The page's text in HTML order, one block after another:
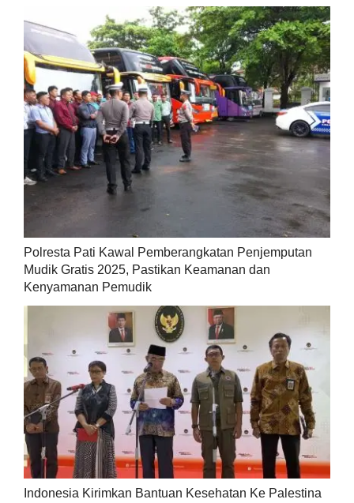
Polresta Pati Kawal Pemberangkatan Penjemputan
Mudik Gratis 2025, Pastikan Keamanan dan
Kenyamanan Pemudik
Indonesia Kirimkan Bantuan Kesehatan Ke Palestina